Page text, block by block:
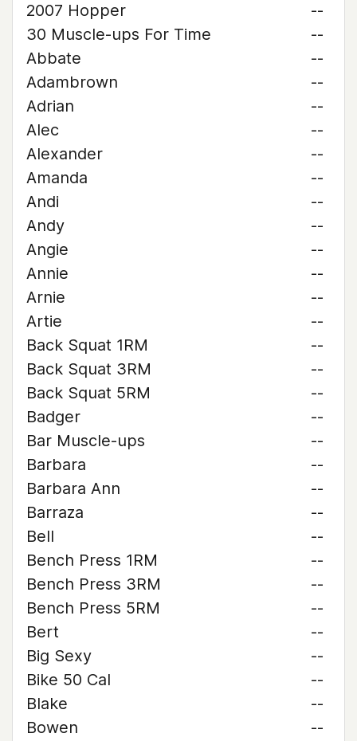
2007 Hopper
--
30 Muscle-ups For Time
--
Abbate
--
Adambrown
--
Adrian
--
Alec
--
Alexander
--
Amanda
--
Andi
--
Andy
--
Angie
--
Annie
--
Arnie
--
Artie
--
Back Squat 1RM
--
Back Squat 3RM
--
Back Squat 5RM
--
Badger
--
Bar Muscle-ups
--
Barbara
--
Barbara Ann
--
Barraza
--
Bell
--
Bench Press 1RM
--
Bench Press 3RM
--
Bench Press 5RM
--
Bert
--
Big Sexy
--
Bike 50 Cal
--
Blake
--
Bowen
--